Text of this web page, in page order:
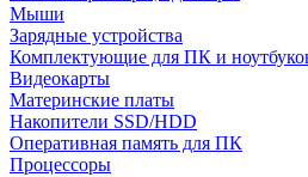
Мыши
Зарядные устройства
Комплектующие для ПК и
Видеокарты
Материнские платы
Накопители SSD/HDD
Оперативная память для ПК
Процессоры